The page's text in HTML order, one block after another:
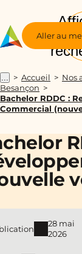
Aller au
... Accueil Nos
Besançon
Bachelor RDDC :
Commercial
28 mai
2026